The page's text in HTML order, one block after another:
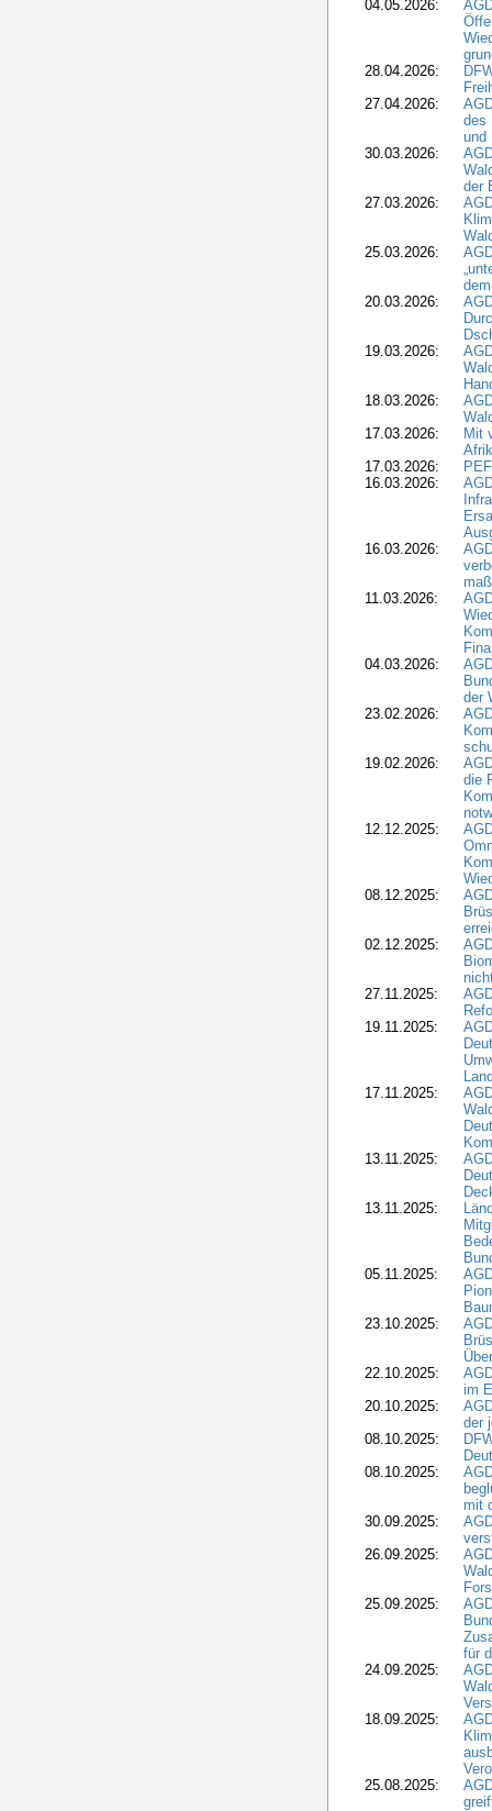
04.05.2026:
28.04.2026:
27.04.2026:
des
und
30.03.2026:
der
27.03.2026:
25.03.2026:
20.03.2026:
19.03.2026:
18.03.2026:
17.03.2026:
Mit
17.03.2026:
16.03.2026:
16.03.2026:
11.03.2026:
04.03.2026:
der
23.02.2026:
19.02.2026:
die
12.12.2025:
08.12.2025:
02.12.2025:
27.11.2025:
19.11.2025:
17.11.2025:
13.11.2025:
13.11.2025:
05.11.2025:
23.10.2025:
22.10.2025:
im
20.10.2025:
der
08.10.2025:
08.10.2025:
mit
30.09.2025:
26.09.2025:
25.09.2025:
für
24.09.2025:
18.09.2025:
25.08.2025: